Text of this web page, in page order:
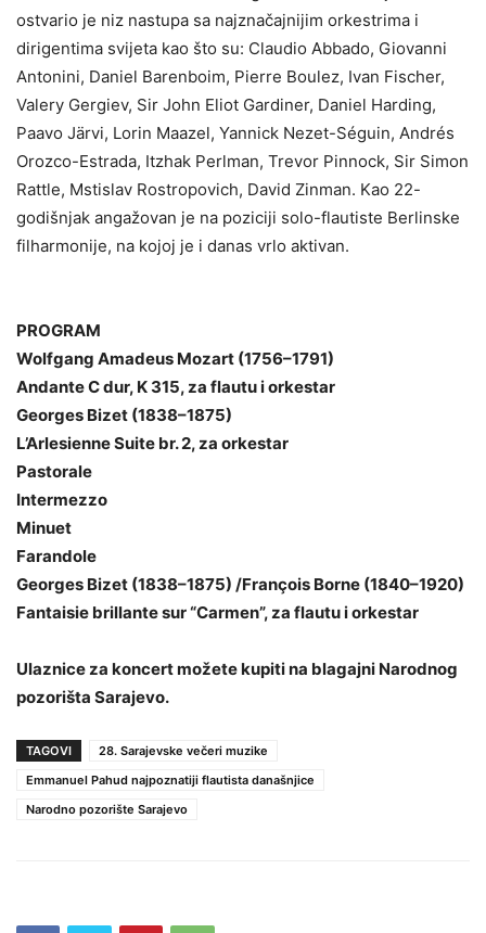
ostvario je niz nastupa sa najznačajnijim orkestrima i
dirigentima svijeta kao što su: Claudio Abbado, Giovanni
Antonini, Daniel Barenboim, Pierre Boulez, Ivan Fischer,
Valery Gergiev, Sir John Eliot Gardiner, Daniel Harding,
Paavo Järvi, Lorin Maazel, Yannick Nezet-Séguin, Andrés
Orozco-Estrada, Itzhak Perlman, Trevor Pinnock, Sir Simon
Rattle, Mstislav Rostropovich, David Zinman. Kao 22-
godišnjak angažovan je na poziciji solo-flautiste Berlinske
filharmonije, na kojoj je i danas vrlo aktivan.
PROGRAM
Wolfgang Amadeus Mozart (1756–1791)
Andante C dur, K 315, za flautu i orkestar
Georges Bizet (1838–1875)
L’Arlesienne Suite br. 2, za orkestar
Pastorale
Intermezzo
Minuet
Farandole
Georges Bizet (1838–1875) /François Borne (1840–1920)
Fantaisie brillante sur “Carmen”, za flautu i orkestar
Ulaznice za koncert možete kupiti na blagajni Narodnog
pozorišta Sarajevo.
TAGOVI
28. Sarajevske večeri muzike
Emmanuel Pahud najpoznatiji flautista današnjice
Narodno pozorište Sarajevo